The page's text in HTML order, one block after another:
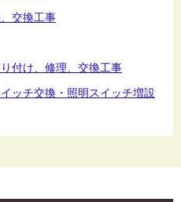
交換工事
付け、修理、交換工事
ッチ交換・照明スイッチ増設